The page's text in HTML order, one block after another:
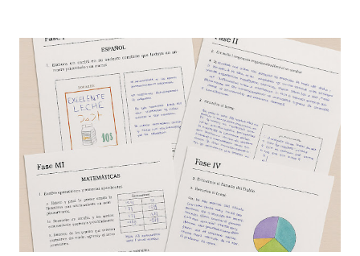
Continua desde sus propios contextos escolares. 🎓 Principales
objetivos de esta sesión del CTE Analizar las características de
las Comunidades de Aprendizaje para identificar los rasgos
presentes en el colectivo escolar. Definir objetivos, metas y
acciones del Programa de Mejora Continua de la escuela.
Construir el itinerario del Consejo Técnico Escolar para el ciclo
2025-2026, con base en las necesidades reales de cada plantel.
✅ Material de tra...